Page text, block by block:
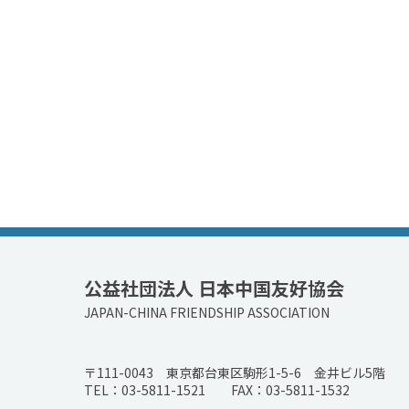
公益社団法人 日本中国友好協会
JAPAN-CHINA FRIENDSHIP ASSOCIATION
〒111-0043 東京都台東区駒形1-5-6 金井ビル5階
TEL：03-5811-1521 FAX：03-5811-1532